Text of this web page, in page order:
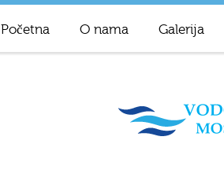
Početna O nama Galerija